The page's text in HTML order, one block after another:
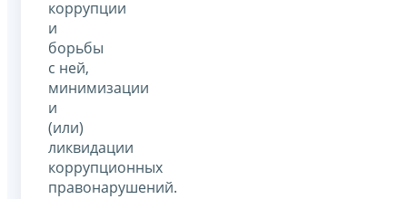
коррупции
и
борьбы
с ней,
минимизации
и
(или)
ликвидации
коррупционных
правонарушений.